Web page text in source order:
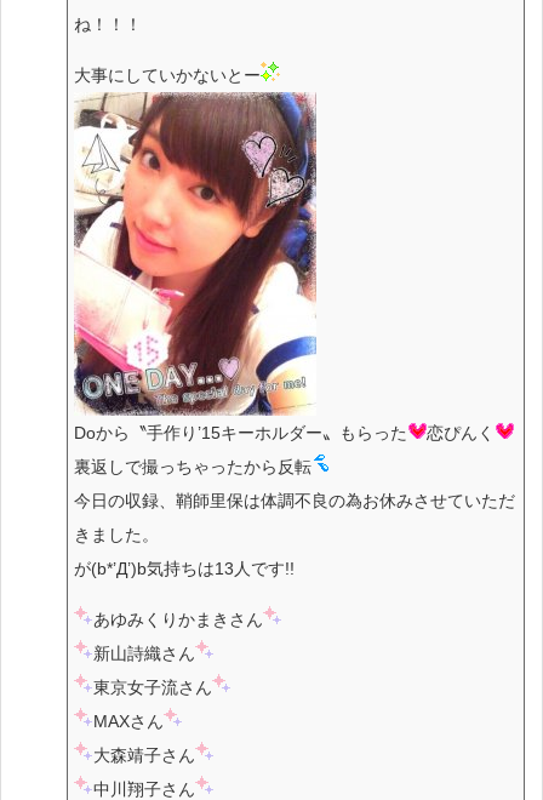
ね！！！
大事にしていかないとー
Doから〝手作り’15キーホルダー〟もらった
恋ぴんく
裏返しで撮っちゃったから反転
今日の収録、鞘師里保は体調不良の為お休みさせていただ
きました。
が(b*’Д’)b気持ちは13人です!!
あゆみくりかまきさん
新山詩織さん
東京女子流さん
MAXさん
大森靖子さん
中川翔子さん